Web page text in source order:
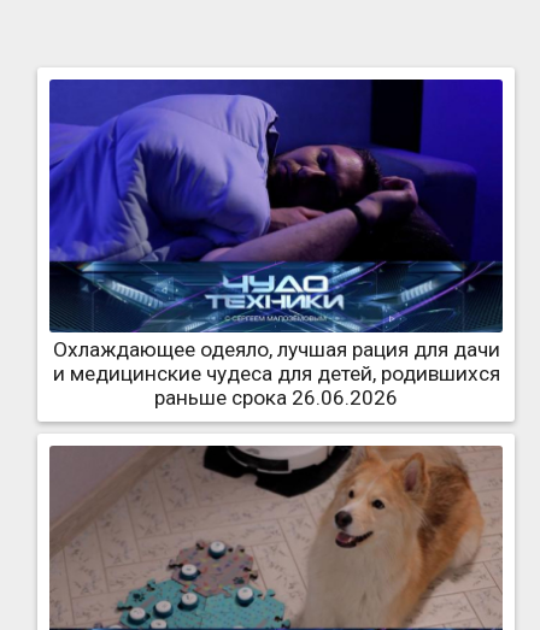
Охлаждающее одеяло, лучшая рация для дачи
и медицинские чудеса для детей, родившихся
раньше срока 26.06.2026